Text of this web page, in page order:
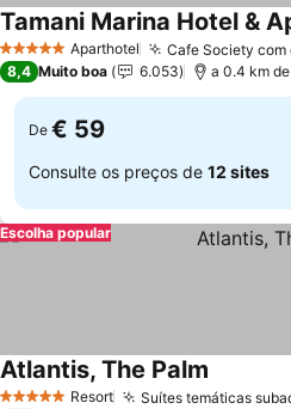
5 Estrelas Aparthotel Cafe Society com
Tamani Marina Hotel &
8,4 Muito boa 6.053 a 0.4 km
De € 59
Consulte os preços de 12 sites
Escolha popular
5 Estrelas Resort Suítes temáticas
Atlantis, The Palm